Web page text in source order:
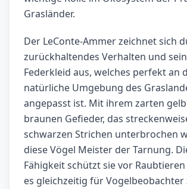
Grasländer.
Der LeConte-Ammer zeichnet sich
zurückhaltendes Verhalten und
Federkleid aus, welches perfekt an
natürliche Umgebung des
angepasst ist. Mit ihrem zarten
braunen Gefieder, das
schwarzen Strichen unterbrochen
diese Vögel Meister der Tarnung.
Fähigkeit schützt sie vor
es gleichzeitig für Vogelbeobachter